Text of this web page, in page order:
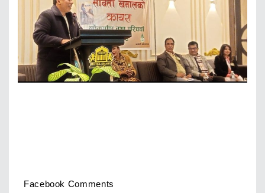
Facebook Comments